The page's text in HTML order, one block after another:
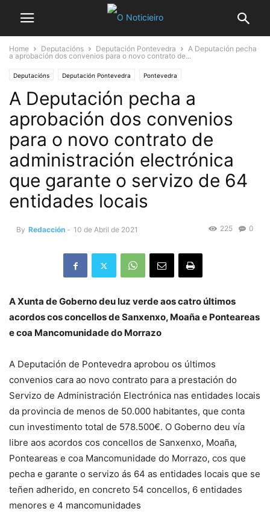
Home Deputacións Deputación Pontevedra
A Deputación pecha
a aprobación dos convenios para o novo contrato de...
Deputacións Deputación Pontevedra Pontevedra
A Deputación pecha a
aprobación dos convenios
para o novo contrato de
administración electrónica
que garante o servizo de 64
entidades locais
By Redacción - 10 de Abril de 2021 0
225
A Xunta de Goberno deu luz verde aos catro últimos
acordos cos concellos de Sanxenxo, Moaña e Ponteareas
e coa Mancomunidade do Morrazo
A Deputación de Pontevedra aprobou os últimos
convenios cara ao novo contrato para a prestación do
Servizo de Administración Electrónica nas entidades locais
da provincia de menos de 50.000 habitantes, que conta
cun investimento total de 578.500€. O Goberno deu vía
libre aos acordos cos concellos de Sanxenxo, Moaña,
Ponteareas e coa Mancomunidade do Morrazo, cos que
pecha e garante o servizo ás 64 as entidades locais que se
teñen adherido, en concreto 54 concellos, 6 entidades
menores e 4 mancomunidades